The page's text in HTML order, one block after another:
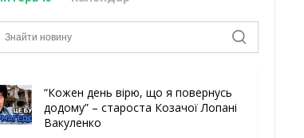
“Кожен день вірю, що я повернусь
додому” – староста Козачої Лопані
Вакуленко